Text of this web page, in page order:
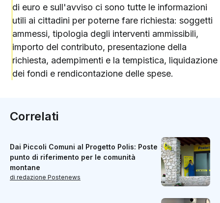
di euro e sull'avviso ci sono tutte le informazioni
utili ai cittadini per poterne fare richiesta: soggetti
ammessi, tipologia degli interventi ammissibili,
importo del contributo, presentazione della
richiesta, adempimenti e la tempistica, liquidazione
dei fondi e rendicontazione delle spese.
Correlati
Dai Piccoli Comuni al Progetto Polis: Poste
punto di riferimento per le comunità
montane
di redazione Postenews